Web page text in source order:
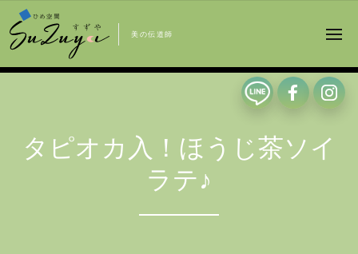
美の伝道師
タピオカ入！ほうじ茶ソイ
ラテ♪